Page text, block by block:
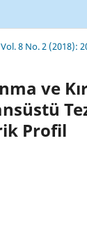
Vol. 8 No. 2 (2018):
ve
Profil